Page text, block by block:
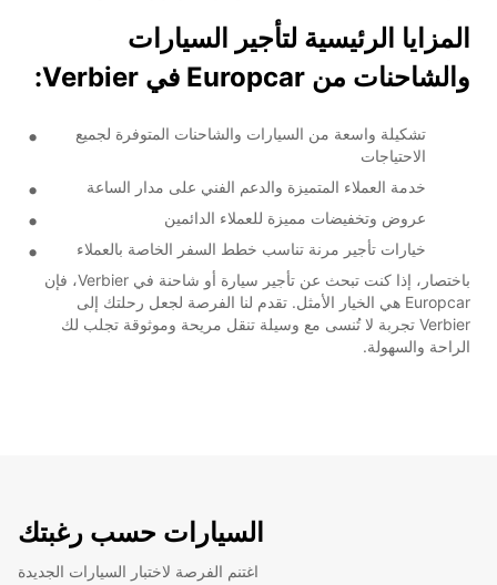
المزايا الرئيسية لتأجير السيارات
والشاحنات من Europcar في Verbier:
تشكيلة واسعة من السيارات والشاحنات المتوفرة لجميع
الاحتياجات
خدمة العملاء المتميزة والدعم الفني على مدار الساعة
عروض وتخفيضات مميزة للعملاء الدائمين
خيارات تأجير مرنة تناسب خطط السفر الخاصة بالعملاء
باختصار، إذا كنت تبحث عن تأجير سيارة أو شاحنة في Verbier، فإن
Europcar هي الخيار الأمثل. تقدم لنا الفرصة لجعل رحلتك إلى
Verbier تجربة لا تُنسى مع وسيلة تنقل مريحة وموثوقة تجلب لك
الراحة والسهولة.
السيارات حسب رغبتك
اغتنم الفرصة لاختبار السيارات الجديدة